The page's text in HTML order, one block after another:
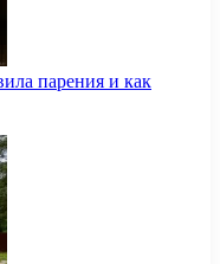
парения и как